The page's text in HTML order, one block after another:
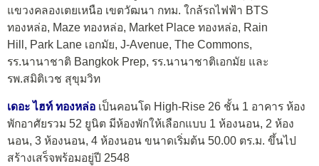
แขวงคลองเตยเหนือ เขตวัฒนา กทม. ใกล้รถไฟฟ้า BTS
ทองหล่อ, Maze ทองหล่อ, Market Place ทองหล่อ, Rain
Hill, Park Lane เอกมัย, J-Avenue, The Commons,
รร.นานาชาติ Bangkok Prep, รร.นานาชาติเอกมัย และ
รพ.สมิติเวช สุขุมวิท
เดอะ ไฮท์ ทองหล่อ เป็นคอนโด High-Rise 26 ชั้น 1 อาคาร ห้อง
พักอาศัยรวม 52 ยูนิต มีห้องพักให้เลือกแบบ 1 ห้องนอน, 2 ห้อง
นอน, 3 ห้องนอน, 4 ห้องนอน ขนาดเริ่มต้น 50.00 ตร.ม. ขึ้นไป
สร้างเสร็จพร้อมอยู่ปี 2548